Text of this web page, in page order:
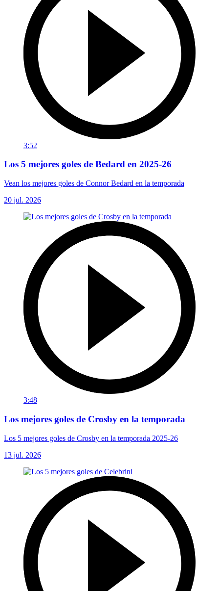
3:52
Los 5 mejores goles de Bedard en 2025-26
Vean los mejores goles de Connor Bedard en la temporada
20 jul. 2026
3:48
Los mejores goles de Crosby en la temporada
Los 5 mejores goles de Crosby en la temporada 2025-26
13 jul. 2026